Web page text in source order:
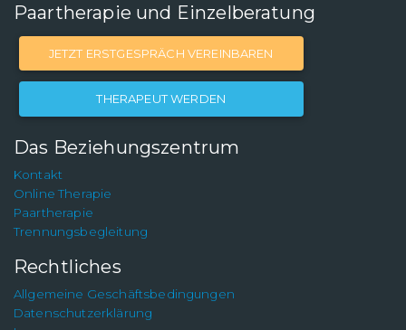
Paartherapie und Einzelberatung
JETZT ERSTGESPRÄCH VEREINBAREN
THERAPEUT WERDEN
Das Beziehungszentrum
Kontakt
Online Therapie
Paartherapie
Trennungsbegleitung
Rechtliches
Allgemeine Geschäftsbedingungen
Datenschutzerklärung